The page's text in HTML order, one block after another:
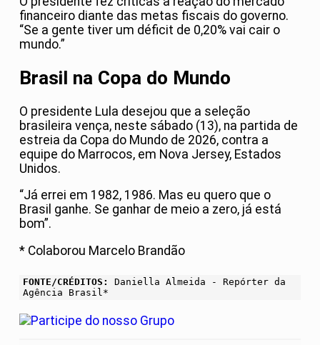
financeiro diante das metas fiscais do governo.
“Se a gente tiver um déficit de 0,20% vai cair o
mundo.”
Brasil na Copa do Mundo
O presidente Lula desejou que a seleção
brasileira vença, neste sábado (13), na partida de
estreia da Copa do Mundo de 2026, contra a
equipe do Marrocos, em Nova Jersey, Estados
Unidos.
“Já errei em 1982, 1986. Mas eu quero que o
Brasil ganhe. Se ganhar de meio a zero, já está
bom”.
* Colaborou Marcelo Brandão
FONTE/CRÉDITOS:
Daniella Almeida - Repórter da
Agência Brasil*